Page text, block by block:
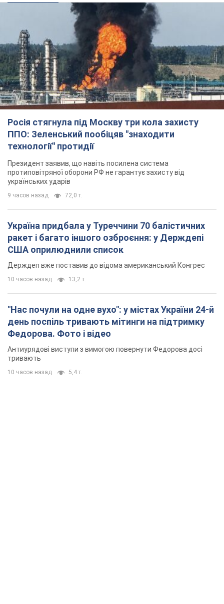
Росія стягнула під Москву три кола захисту
ППО: Зеленський пообіцяв "знаходити
технології" протидії
Президент заявив, що навіть посилена система
протиповітряної оборони РФ не гарантує захисту від
українських ударів
9 часов назад 72,0 т.
Україна придбала у Туреччини 70 балістичних
ракет і багато іншого озброєння: у Держдепі
США оприлюднили список
Держдеп вже поставив до відома американський Конгрес
10 часов назад 13,2 т.
"Нас почули на одне вухо": у містах України 24-й
день поспіль тривають мітинги на підтримку
Федорова. Фото і відео
Антиурядові виступи з вимогою повернути Федорова досі
тривають
10 часов назад 5,4 т.